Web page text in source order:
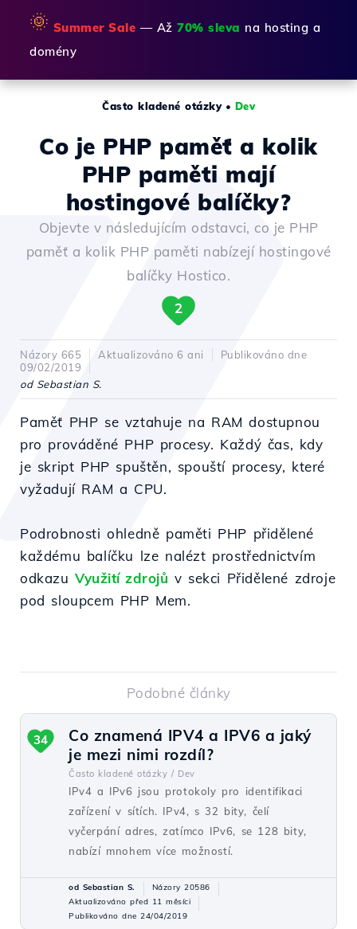
🌞 Summer Sale — Až 70% sleva na hosting a
domény
Často kladené otázky• Dev
Co je PHP paměť a kolik
PHP paměti mají
hostingové balíčky?
Objevte v následujícím odstavci, co je PHP
paměť a kolik PHP paměti nabízejí hostingové
balíčky Hostico.
2
Názory 665 Aktualizováno 6 ani
Publikováno dne
09/02/2019
od Sebastian S.
Paměť PHP se vztahuje na RAM dostupnou
pro prováděné PHP procesy. Každý čas, kdy
je skript PHP spuštěn, spouští procesy, které
vyžadují RAM a CPU.
Podrobnosti ohledně paměti PHP přidělené
každému balíčku lze nalézt prostřednictvím
odkazuVyužití zdrojů v sekci Přidělené zdroje
pod sloupcem PHP Mem.
Podobné články
Co znamená IPV4 a IPV6 a jaký
je mezi nimi rozdíl?
Často kladené otázky / Dev
IPv4 a IPv6 jsou protokoly pro identifikaci
zařízení v sítích. IPv4, s 32 bity, čelí
vyčerpání adres, zatímco IPv6, se 128 bity,
nabízí mnohem více možností.
34
od Sebastian S.
Názory 20586
Aktualizováno před 11 měsíci
Publikováno dne 24/04/2019